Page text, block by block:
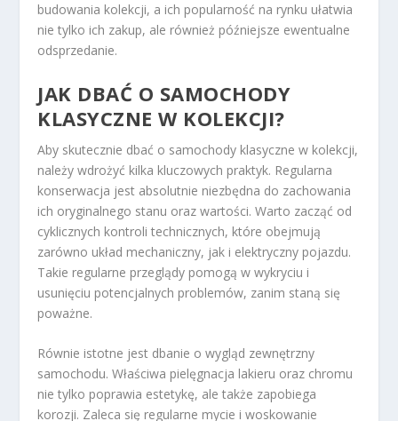
budowania kolekcji, a ich popularność na rynku ułatwia
nie tylko ich zakup, ale również późniejsze ewentualne
odsprzedanie.
JAK DBAĆ O SAMOCHODY
KLASYCZNE W KOLEKCJI?
Aby skutecznie dbać o samochody klasyczne w kolekcji,
należy wdrożyć kilka kluczowych praktyk. Regularna
konserwacja jest absolutnie niezbędna do zachowania
ich oryginalnego stanu oraz wartości. Warto zacząć od
cyklicznych kontroli technicznych, które obejmują
zarówno układ mechaniczny, jak i elektryczny pojazdu.
Takie regularne przeglądy pomogą w wykryciu i
usunięciu potencjalnych problemów, zanim staną się
poważne.
Równie istotne jest dbanie o wygląd zewnętrzny
samochodu. Właściwa pielęgnacja lakieru oraz chromu
nie tylko poprawia estetykę, ale także zapobiega
korozji. Zaleca się regularne mycie i woskowanie